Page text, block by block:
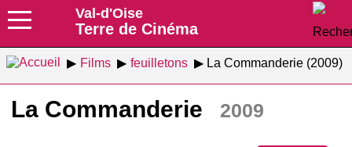
Val-d'Oise
Terre de Cinéma
Films feuilletons La Commanderie (2009)
La Commanderie 2009